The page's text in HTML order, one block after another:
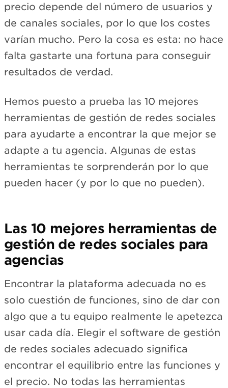
precio depende del número de usuarios y
de canales sociales, por lo que los costes
varían mucho. Pero la cosa es esta: no hace
falta gastarte una fortuna para conseguir
resultados de verdad.
Hemos puesto a prueba las 10 mejores
herramientas de gestión de redes sociales
para ayudarte a encontrar la que mejor se
adapte a tu agencia. Algunas de estas
herramientas te sorprenderán por lo que
pueden hacer (y por lo que no pueden).
Las 10 mejores herramientas de
gestión de redes sociales para
agencias
Encontrar la plataforma adecuada no es
solo cuestión de funciones, sino de dar con
algo que a tu equipo realmente le apetezca
usar cada día. Elegir el software de gestión
de redes sociales adecuado significa
encontrar el equilibrio entre las funciones y
el precio. No todas las herramientas